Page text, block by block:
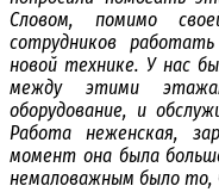
Словом, помимо
сотрудников
новой технике. У нас
между этими
оборудование, и
Работа неженская,
момент она была
немаловажным было